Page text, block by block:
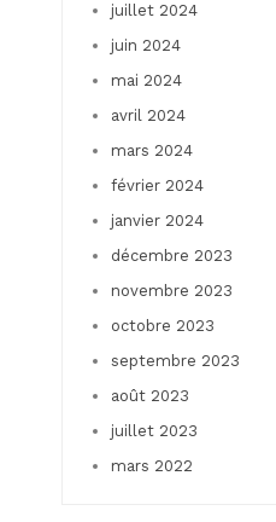
juillet 2024
juin 2024
mai 2024
avril 2024
mars 2024
février 2024
janvier 2024
décembre 2023
novembre 2023
octobre 2023
septembre 2023
août 2023
juillet 2023
mars 2022